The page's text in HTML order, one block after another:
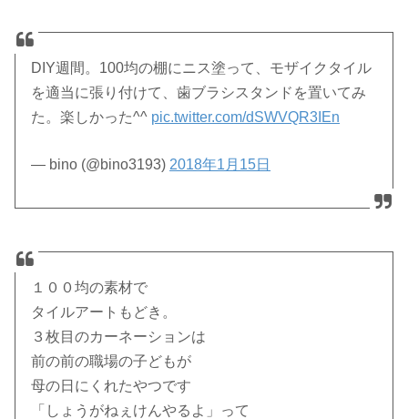
DIY週間。100均の棚にニス塗って、モザイクタイル
を適当に張り付けて、歯ブラシスタンドを置いてみ
た。楽しかった^^ pic.twitter.com/dSWVQR3IEn
— bino (@bino3193)2018年1月15日
１００均の素材で
タイルアートもどき。
３枚目のカーネーションは
前の前の職場の子どもが
母の日にくれたやつです
「しょうがねぇけんやるよ」って